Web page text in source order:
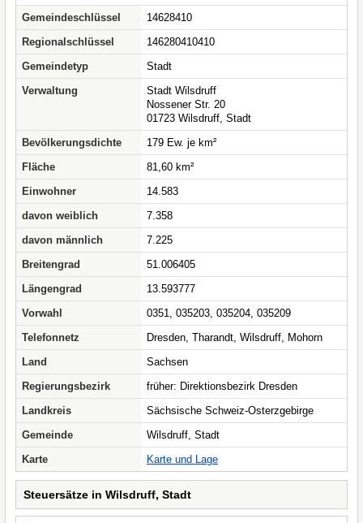
Gemeindeschlüssel
14628410
Regionalschlüssel
146280410410
Gemeindetyp
Stadt
Verwaltung
Stadt Wilsdruff
Nossener Str. 20
01723 Wilsdruff, Stadt
Bevölkerungsdichte
179 Ew. je km²
Fläche
81,60 km²
Einwohner
14.583
davon weiblich
7.358
davon männlich
7.225
Breitengrad
51.006405
Längengrad
13.593777
Vorwahl
0351, 035203, 035204, 035209
Telefonnetz
Dresden, Tharandt, Wilsdruff, Mohorn
Land
Sachsen
Regierungsbezirk
früher: Direktionsbezirk Dresden
Landkreis
Sächsische Schweiz-Osterzgebirge
Gemeinde
Wilsdruff, Stadt
Karte
Karte und Lage
Steuersätze in Wilsdruff, Stadt